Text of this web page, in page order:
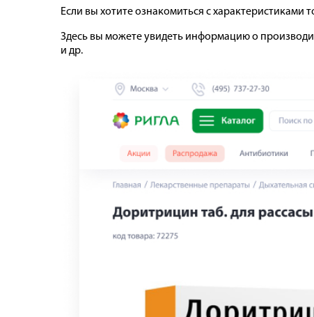
Если вы хотите ознакомиться с
Здесь вы можете увидеть информацию о
и др.